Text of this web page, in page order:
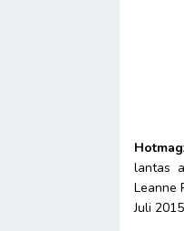
lantas
Leanne
Juli